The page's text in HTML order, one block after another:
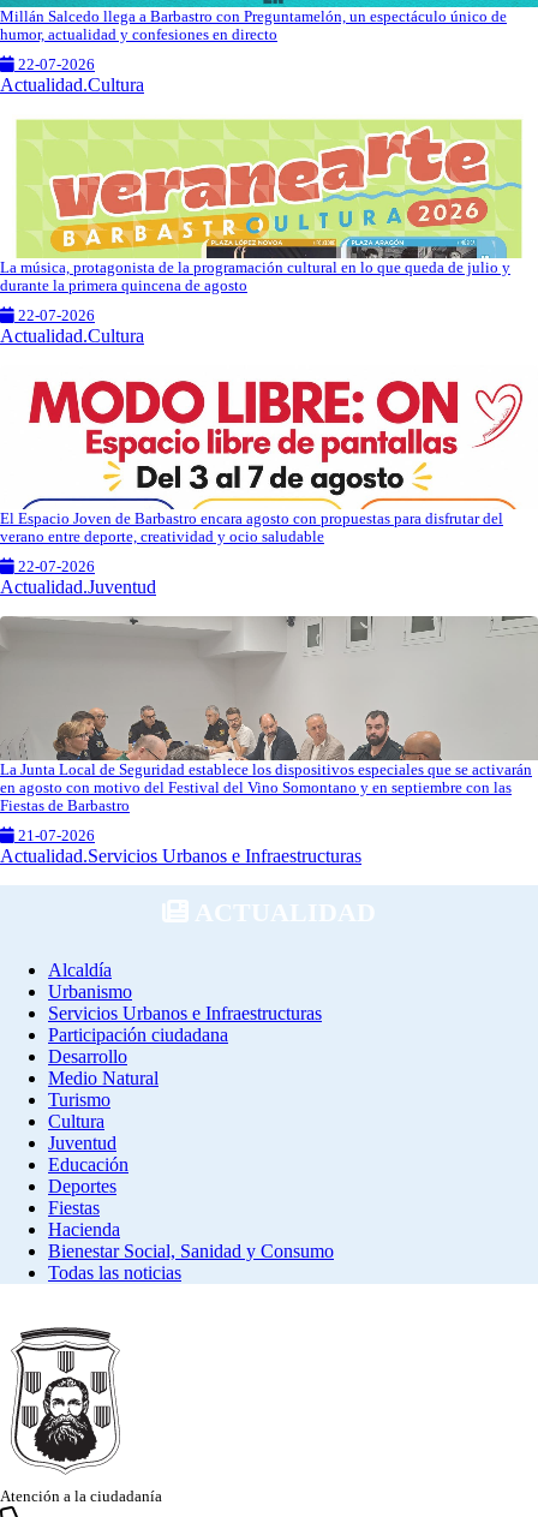
Millán Salcedo llega a Barbastro con Preguntamelón, un espectáculo único de
humor, actualidad y confesiones en directo
22-07-2026
Actualidad.Cultura
La música, protagonista de la programación cultural en lo que queda de julio y
durante la primera quincena de agosto
22-07-2026
Actualidad.Cultura
El Espacio Joven de Barbastro encara agosto con propuestas para disfrutar del
verano entre deporte, creatividad y ocio saludable
22-07-2026
Actualidad.Juventud
La Junta Local de Seguridad establece los dispositivos especiales que se activarán
en agosto con motivo del Festival del Vino Somontano y en septiembre con las
Fiestas de Barbastro
21-07-2026
Actualidad.Servicios Urbanos e Infraestructuras
ACTUALIDAD
Alcaldía
Urbanismo
Servicios Urbanos e Infraestructuras
Participación ciudadana
Desarrollo
Medio Natural
Turismo
Cultura
Juventud
Educación
Deportes
Fiestas
Hacienda
Bienestar Social, Sanidad y Consumo
Todas las noticias
Atención a la ciudadanía